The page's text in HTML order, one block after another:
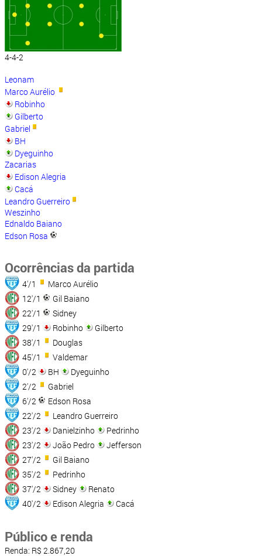
4-4-2
Leonam
Marco Aurélio
Robinho
Gilberto
Gabriel
BH
Dyeguinho
Zacarias
Edison Alegria
Cacá
Leandro Guerreiro
Weszinho
Ednaldo Baiano
Edson Rosa
Ocorrências da partida
4'/1
Marco Aurélio
12'/1
Gil Baiano
22'/1
Sidney
29'/1
Robinho
Gilberto
38'/1
Douglas
45'/1
Valdemar
0'/2
BH
Dyeguinho
2'/2
Gabriel
6'/2
Edson Rosa
22'/2
Leandro Guerreiro
23'/2
Danielzinho
Pedrinho
23'/2
João Pedro
Jefferson
27'/2
Gil Baiano
35'/2
Pedrinho
37'/2
Sidney
Renato
40'/2
Edison Alegria Cacá
Público e renda
Renda: R$ 2.867,20